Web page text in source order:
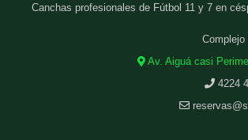
Canchas profesionales de Fútbol 11 y 7 en
Complejo
Av. Aiguá casi
4224